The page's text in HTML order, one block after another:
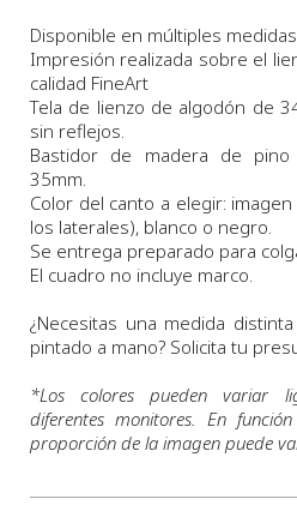
Disponible en múltiples medidas.
Impresión realizada sobre el
calidad FineArt
Tela de lienzo de algodón de
sin reflejos.
Bastidor de madera de
35mm.
Color del canto a elegir:
los laterales), blanco o negro.
Se entrega preparado para
El cuadro no incluye marco.
¿Necesitas una medida
pintado a mano? Solicita tu
*Los colores pueden variar
diferentes monitores. En
proporción de la imagen puede